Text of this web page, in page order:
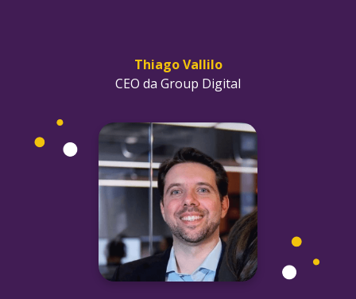
Thiago Vallilo
CEO da Group Digital